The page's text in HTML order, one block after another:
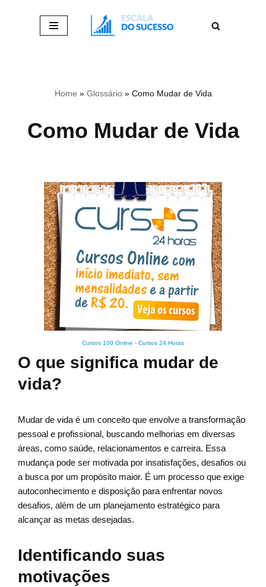
Home » Glossário» Como Mudar de Vida
Como Mudar de Vida
Cursos 100 Online - Cursos 24 Horas
O que significa mudar de
vida?
Mudar de vida é um conceito que envolve a transformação
pessoal e profissional, buscando melhorias em diversas
áreas, como saúde, relacionamentos e carreira. Essa
mudança pode ser motivada por insatisfações, desafios ou
a busca por um propósito maior. É um processo que exige
autoconhecimento e disposição para enfrentar novos
desafios, além de um planejamento estratégico para
alcançar as metas desejadas.
Identificando suas
motivações